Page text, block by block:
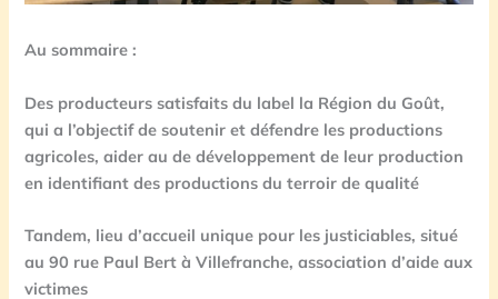
Au sommaire :
Des producteurs satisfaits du label la Région du Goût,
qui a l’objectif de soutenir et défendre les productions
agricoles, aider au de développement de leur production
en identifiant des productions du terroir de qualité
Tandem, lieu d’accueil unique pour les justiciables, situé
au 90 rue Paul Bert à Villefranche, association d’aide aux
victimes